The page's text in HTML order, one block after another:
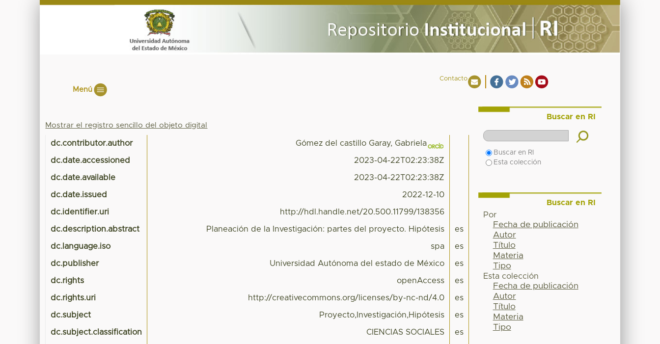
Contacto
Menú
Mostrar el registro sencillo del objeto digital
dc.contributor.author Gómez del castillo Garay, Gabriela
dc.date.accessioned 2023-04-22T02:23:38Z
dc.date.available 2023-04-22T02:23:38Z
dc.date.issued 2022-12-10
dc.identifier.uri http://hdl.handle.net/20.500.11799/138356
dc.description.abstract Planeación de la Investigación: partes del proyecto. Hipótesis es
dc.language.iso spa es
dc.publisher Universidad Autónoma del estado de México es
dc.rights openAccess es
dc.rights.uri http://creativecommons.org/licenses/by-nc-nd/4.0 es
dc.subject Proyecto,Investigación,Hipótesis es
dc.subject.classification CIENCIAS SOCIALES es
Buscar en RI
Buscar en RI
Esta colección
Buscar en RI
Por
Fecha de publicación
Autor
Título
Materia
Tipo
Esta colección
Fecha de publicación
Autor
Título
Materia
Tipo